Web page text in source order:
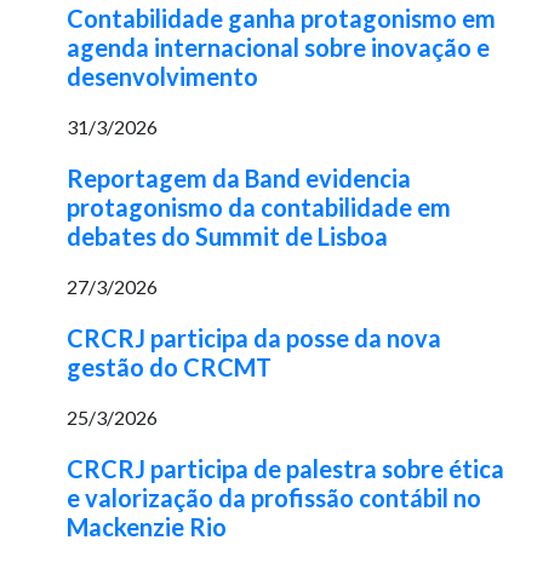
Contabilidade ganha protagonismo em
agenda internacional sobre inovação e
desenvolvimento
31/3/2026
Reportagem da Band evidencia
protagonismo da contabilidade em
debates do Summit de Lisboa
27/3/2026
CRCRJ participa da posse da nova
gestão do CRCMT
25/3/2026
CRCRJ participa de palestra sobre ética
e valorização da profissão contábil no
Mackenzie Rio